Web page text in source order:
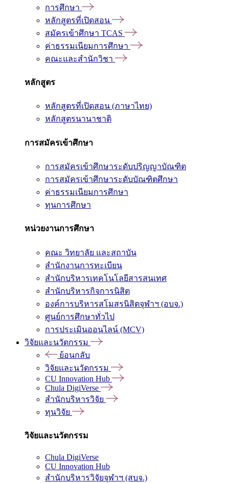
การศึกษา
หลักสูตรที่เปิดสอน
สมัครเข้าศึกษา TCAS
ค่าธรรมเนียมการศึกษา
คณะและสำนักวิชา
หลักสูตร
หลักสูตรที่เปิดสอน (ภาษาไทย)
หลักสูตรนานาชาติ
การสมัครเข้าศึกษา
การสมัครเข้าศึกษาระดับปริญญาบัณฑิต
การสมัครเข้าศึกษาระดับบัณฑิตศึกษา
ค่าธรรมเนียมการศึกษา
ทุนการศึกษา
หน่วยงานการศึกษา
คณะ วิทยาลัย และสถาบัน
สำนักงานการทะเบียน
สำนักบริหารเทคโนโลยีสารสนเทศ
สำนักบริหารกิจการนิสิต
องค์การบริหารสโมสรนิสิตจุฬาฯ (อบจ.)
ศูนย์การศึกษาทั่วไป
การประเมินออนไลน์ (MCV)
วิจัยและนวัตกรรม
ย้อนกลับ
วิจัยและนวัตกรรม
CU Innovation Hub
Chula DigiVerse
สำนักบริหารวิจัย
ทุนวิจัย
วิจัยและนวัตกรรม
Chula DigiVerse
CU Innovation Hub
สำนักบริหารวิจัยจุฬาฯ (สบจ.)